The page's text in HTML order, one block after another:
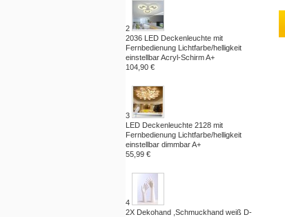
2
2036 LED Deckenleuchte mit
Fernbedienung Lichtfarbe/helligkeit
einstellbar Acryl-Schirm A+
104,90 €
3
LED Deckenleuchte 2128 mit
Fernbedienung Lichtfarbe/helligkeit
einstellbar dimmbar A+
55,99 €
4
2X Dekohand ,Schmuckhand weiß D-